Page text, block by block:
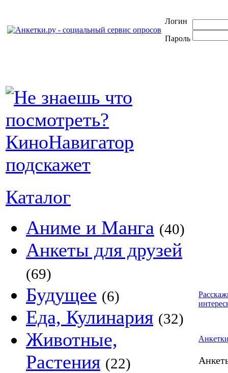
Логин
Пароль
Каталог
Аниме и Манга (40)
Анкеты для друзей
(69)
Будущее (6)
Еда, Кулинария (32)
Животные,
Растения (22)